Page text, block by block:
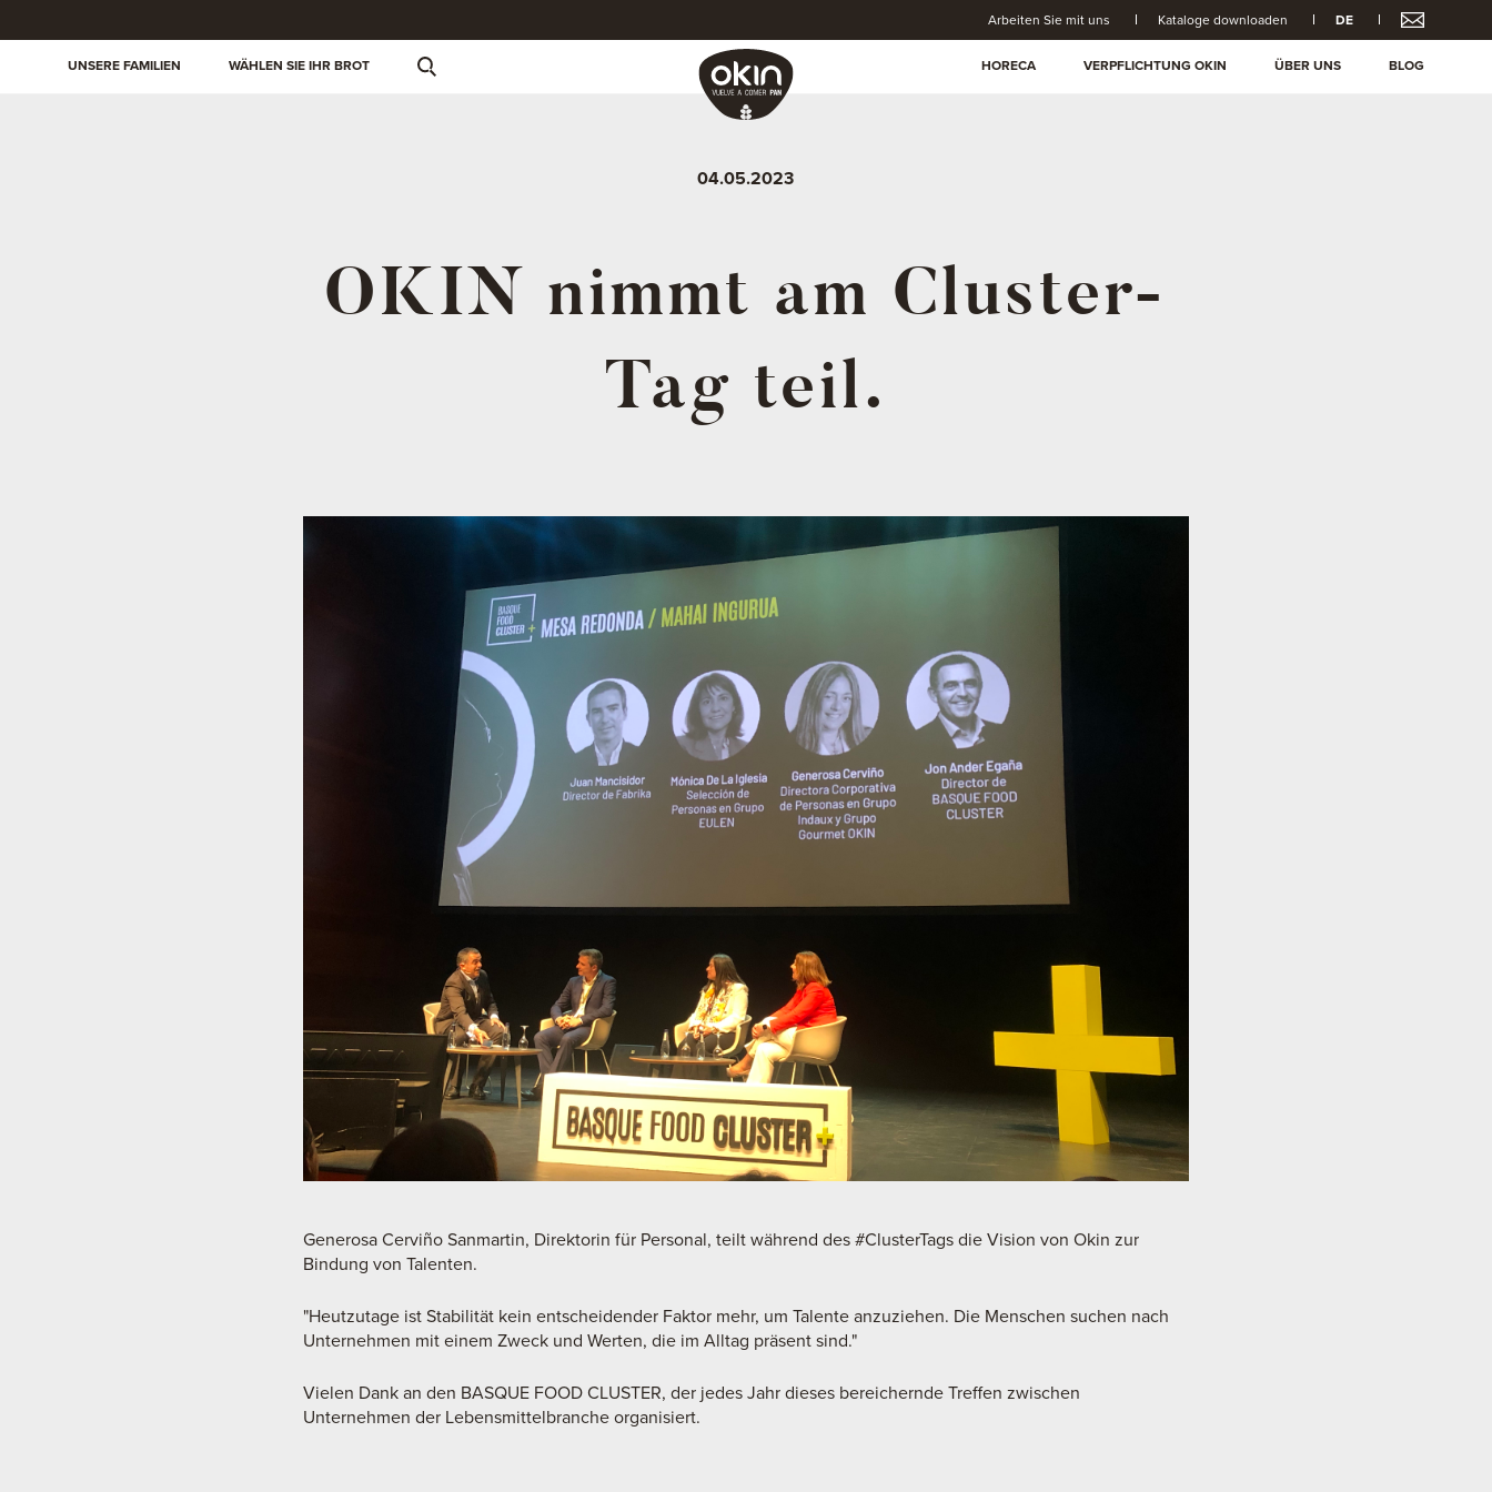
Arbeiten Sie mit uns Kataloge downloaden DE
UNSERE FAMILIEN WÄHLEN SIE IHR BROT HORECA VERPFLICHTUNG OKIN ÜBER UNS BLOG
04.05.2023
OKIN nimmt am Cluster-
Tag teil.
Generosa Cerviño Sanmartin, Direktorin für Personal, teilt während des #ClusterTags die Vision von Okin zur
Bindung von Talenten.
"Heutzutage ist Stabilität kein entscheidender Faktor mehr, um Talente anzuziehen. Die Menschen suchen nach
Unternehmen mit einem Zweck und Werten, die im Alltag präsent sind."
Vielen Dank an den BASQUE FOOD CLUSTER, der jedes Jahr dieses bereichernde Treffen zwischen
Unternehmen der Lebensmittelbranche organisiert.